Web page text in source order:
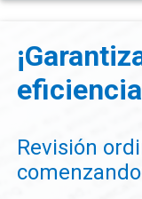
Revisión
comenzando